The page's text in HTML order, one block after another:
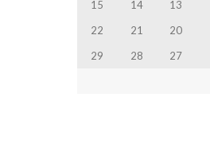
13
14
15
20
21
22
27
28
29